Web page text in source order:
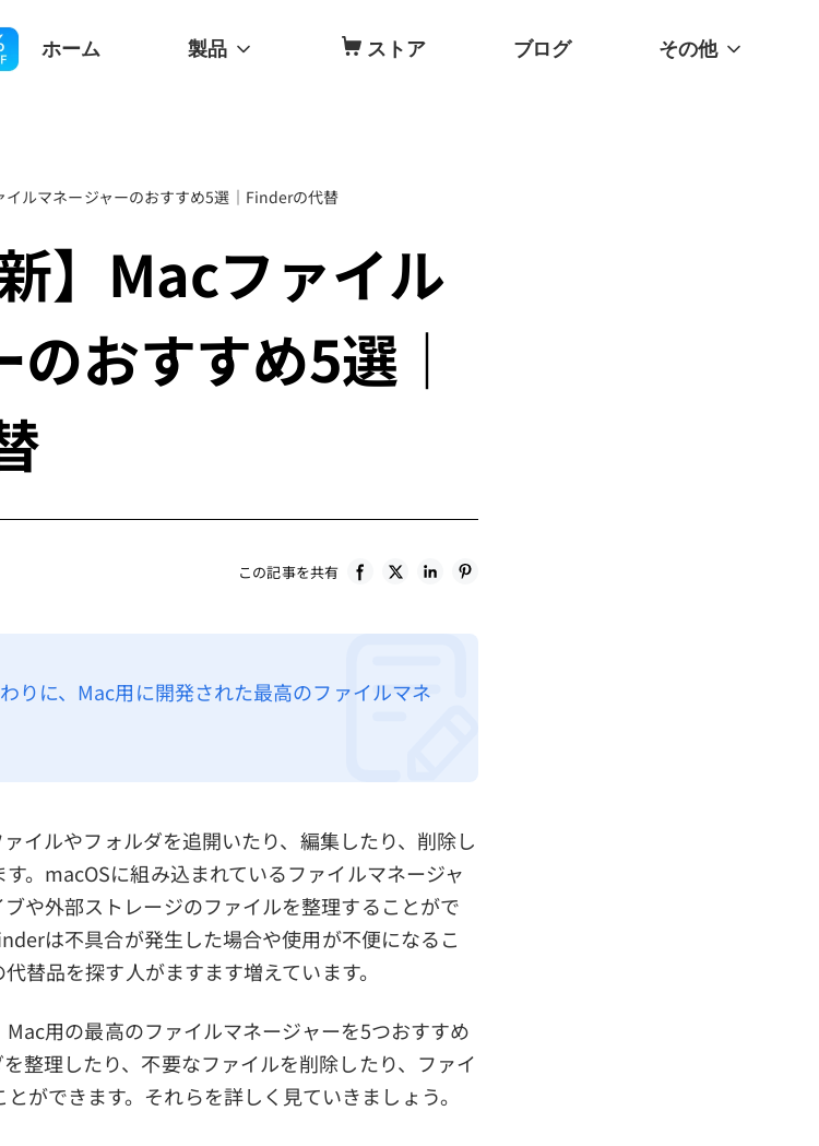
ホーム 製品 ストア ブログ その他
イルマネージャーのおすすめ5選｜Finderの代替
】Macファイル
おすすめ5選｜
この記事を共有
りに、Mac用に開発された最高のファイルマネ
イルやフォルダを追開いたり、編集したり、削除し
。macOSに組み込まれているファイルマネージャ
や外部ストレージのファイルを整理することがで
は不具合が発生した場合や使用が不便になるこ
替品を探す人がますます増えています。
用の最高のファイルマネージャーを5つおすすめ
整理したり、不要なファイルを削除したり、ファイ
ができます。それらを詳しく見ていきましょう。